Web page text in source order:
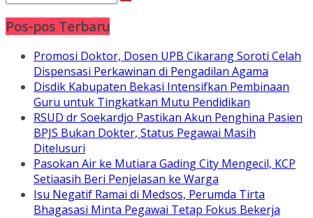
Pos-pos Terbaru
Promosi Doktor, Dosen UPB Cikarang Soroti Celah
Dispensasi Perkawinan di Pengadilan Agama
Disdik Kabupaten Bekasi Intensifkan Pembinaan
Guru untuk Tingkatkan Mutu Pendidikan
RSUD dr Soekardjo Pastikan Akun Penghina Pasien
BPJS Bukan Dokter, Status Pegawai Masih
Ditelusuri
Pasokan Air ke Mutiara Gading City Mengecil, KCP
Setiaasih Beri Penjelasan ke Warga
Isu Negatif Ramai di Medsos, Perumda Tirta
Bhagasasi Minta Pegawai Tetap Fokus Bekerja